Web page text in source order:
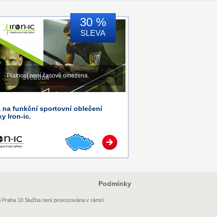
30 %
SLEVA
Platnost není časově omezena.
na funkční sportovní oblečení
Iron-ic.
Podmínky
10 Služba není provozována v rámci